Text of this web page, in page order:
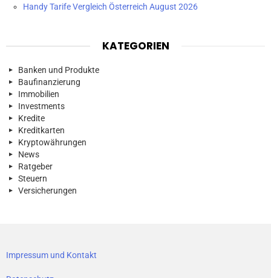
Handy Tarife Vergleich Österreich August 2026
KATEGORIEN
Banken und Produkte
Baufinanzierung
Immobilien
Investments
Kredite
Kreditkarten
Kryptowährungen
News
Ratgeber
Steuern
Versicherungen
Impressum und Kontakt